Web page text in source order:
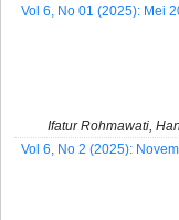
Vol 6, No 01 (2025): Mei
Ifatur Rohmawati,
Vol 6, No 2 (2025):